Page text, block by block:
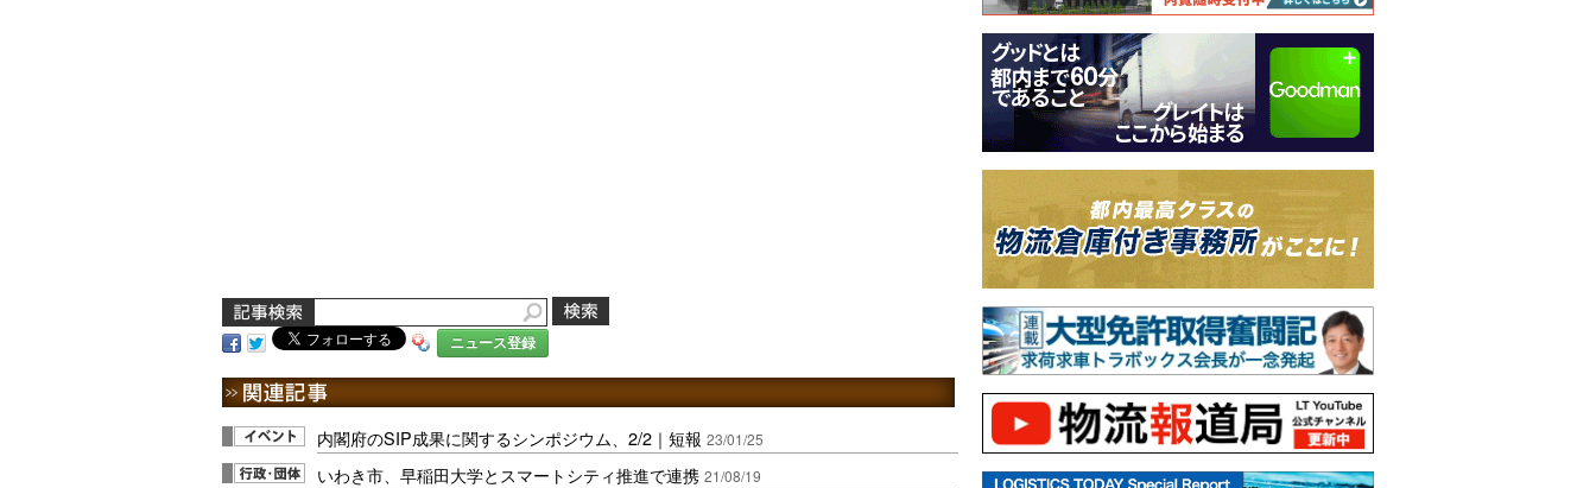
ニュース登録
内閣府のSIP成果に関するシンポジウム、2/2｜短報 23/01/25
いわき市、早稲田大学とスマートシティ推進で連携 21/08/19